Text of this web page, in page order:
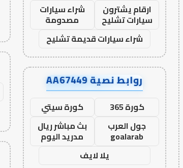
ارقام يشترون
سيارات تشليح
شراء سيارات
مصدومة
شراء سيارات قديمة تشليح
روابط نصية AA67449
كورة 365
كورة سيتي
جول العرب
goalarab
بث مباشر ريال
مدريد اليوم
يلا لايف